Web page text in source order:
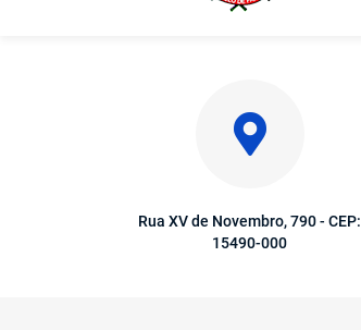
Rua XV de Novembro, 790 - CEP:
15490-000